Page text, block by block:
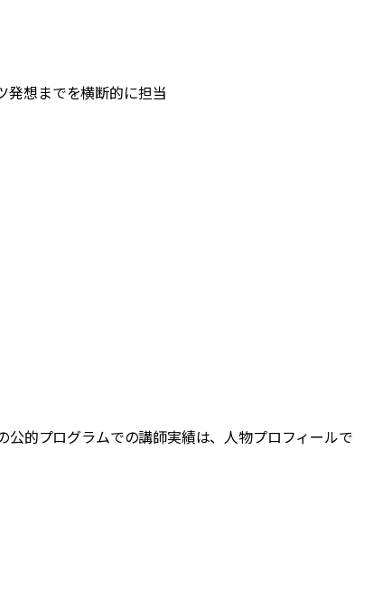
発想までを横断的に担当
的プログラムでの講師実績は、人物プロフィールで